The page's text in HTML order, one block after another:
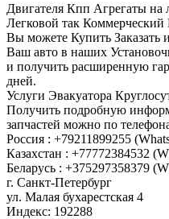
Двигателя Кпп Агрегаты на
Легковой так
Вы можете Купить Заказать
Ваш авто в наших
и получить расширенную
дней.
Услуги Эвакуатора
Получить подробную
запчастей можно по
Россия : +79211899255
Казахстан : +77772384532
Беларусь : +375297358379
г. Санкт-Петербург
ул. Малая бухарестская 4
Индекс: 192288